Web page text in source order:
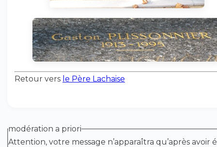
Retour vers le Père Lachaise
modération a priori
Attention, votre message n’apparaîtra qu’après avoir